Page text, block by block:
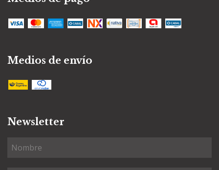
Medios de envío
Newsletter